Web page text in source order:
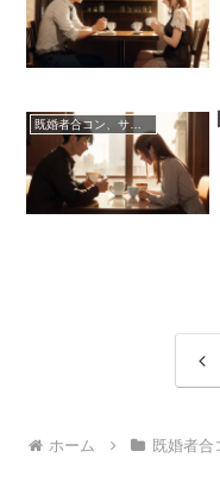
既婚者合コン、サークル、パーティーについて
前
ホーム 既婚者合